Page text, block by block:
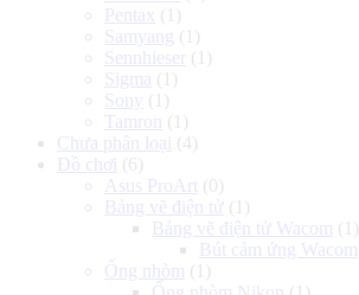
Pentax (1)
Samyang (1)
Sennhieser
(1)
Sigma (1)
Sony (1)
Tamron
(1)
Chưa phân loại (4)
Đồ chơi (6)
Asus ProArt (0)
Bảng vẽ điện tử (1)
Bảng vẽ điện tử Wacom (1)
Bút cảm ứng Wacom
Ống nhòm (1)